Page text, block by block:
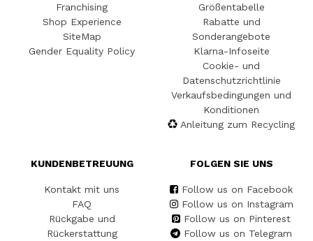
Franchising
Shop Experience
SiteMap
Gender Equality Policy
Größentabelle
Rabatte und
Sonderangebote
Klarna-Infoseite
Cookie- und
Datenschutzrichtlinie
Verkaufsbedingungen und
Konditionen
Anleitung zum Recycling
KUNDENBETREUUNG
Kontakt mit uns
FAQ
Rückgabe und
Rückerstattung
FOLGEN SIE UNS
Follow us on Facebook
Follow us on Instagram
Follow us on Pinterest
Follow us on Telegram